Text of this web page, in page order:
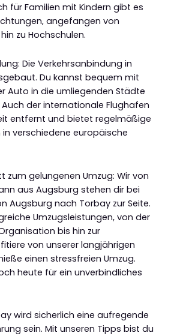
für Familien mit Kindern gibt es
angefangen von
zu Hochschulen.
Die Verkehrsanbindung in
Du kannst bequem mit
Auto in die umliegenden Städte
der internationale Flughafen
entfernt und bietet regelmäßige
verschiedene europäische
zum gelungenen Umzug: Wir von
aus Augsburg stehen dir bei
Augsburg nach Torbay zur Seite.
Umzugsleistungen, von der
bis hin zur
von unserer langjährigen
einen stressfreien Umzug.
heute für ein unverbindliches
wird sicherlich eine aufregende
sein. Mit unseren Tipps bist du